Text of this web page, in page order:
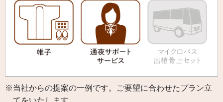
※当社からの提案の一例です。ご要望に合わせたプラン立